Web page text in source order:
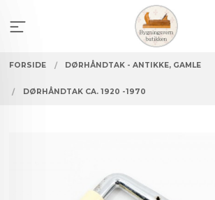
innholdet
FORSIDE DØRHÅNDTAK - ANTIKKE, GAMLE
DØRHÅNDTAK CA. 1920 -1970